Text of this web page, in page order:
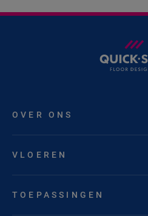
OVER ONS
VLOEREN
TOEPASSINGEN